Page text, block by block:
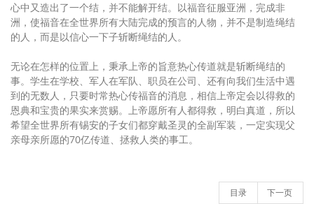
心中又造出了一个结，并不能解开结。以福音征服亚洲，完成非
洲，使福音在全世界所有大陆完成的预言的人物，并不是制造绳结
的人，而是以信心一下子斩断绳结的人。
无论在怎样的位置上，秉承上帝的旨意热心传道就是斩断绳结的
事。学生在学校、军人在军队、职员在公司、还有向我们生活中遇
到的无数人，只要时常热心传福音的消息，相信上帝定会以得救的
恩典和宝贵的果实来赏赐。上帝愿所有人都得救，明白真道，所以
希望全世界所有锡安的子女们都穿戴圣灵的全副军装，一定实现父
亲母亲所愿的70亿传道、拯救人类的事工。
目录 下一页